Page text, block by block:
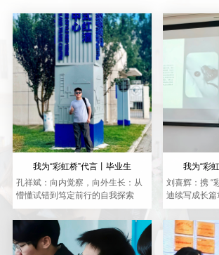
我为“彩虹桥”代言丨毕业生
孔祥斌：向内觉察，向外生长：从
懵懂试错到笃定前行的自我探索
我为“彩
刘喜辉：携 “
迪续写成长篇